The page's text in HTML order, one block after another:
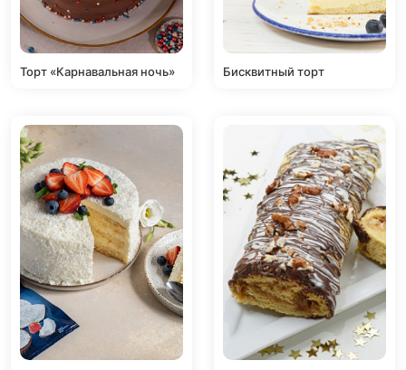
Торт «Карнавальная ночь» Бисквитный торт